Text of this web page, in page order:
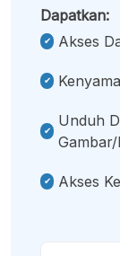
Dapatkan:
Akses
Unduh
Akses